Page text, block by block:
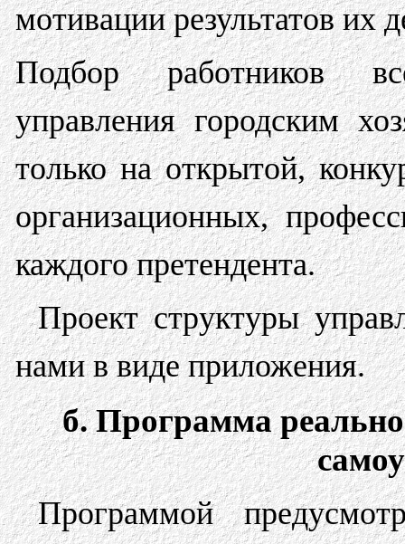
мотивации результатов их
Подбор работников
управления городским
только на открытой,
организационных,
каждого претендента.
Проект структуры
нами в виде приложения.
б. Программа
Программой